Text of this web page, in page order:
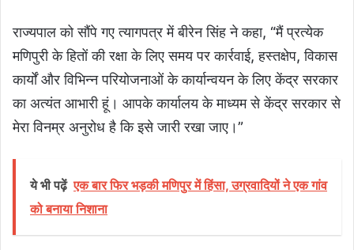
राज्यपाल को सौंपे गए त्यागपत्र में बीरेन सिंह ने कहा, “मैं प्रत्येक
मणिपुरी के हितों की रक्षा के लिए समय पर कार्रवाई, हस्तक्षेप, विकास
कार्यों और विभिन्न परियोजनाओं के कार्यान्वयन के लिए केंद्र सरकार
का अत्यंत आभारी हूं। आपके कार्यालय के माध्यम से केंद्र सरकार से
मेरा विनम्र अनुरोध है कि इसे जारी रखा जाए।”
ये भी पढ़ें एक बार फिर भड़की मणिपुर में हिंसा, उग्रवादियों ने एक गांव
को बनाया निशाना